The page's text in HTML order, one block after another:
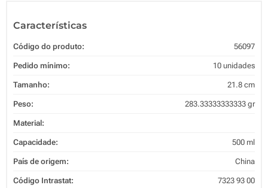
Características
Código do produto: 56097
Pedido mínimo: 10 unidades
Tamanho: 21.8 cm
Peso: 283.33333333333 gr
Material:
Capacidade: 500 ml
País de origem: China
Código Intrastat: 7323 93 00